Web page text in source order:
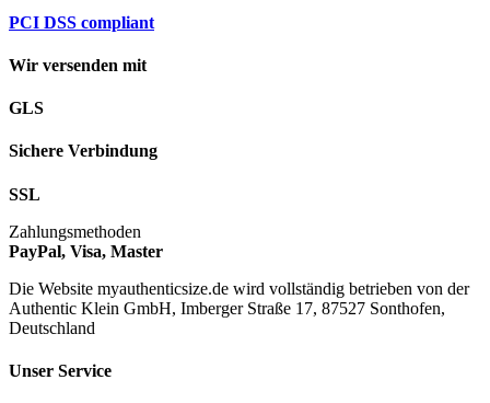
PCI DSS compliant
Wir versenden mit
GLS
Sichere Verbindung
SSL
Zahlungsmethoden
PayPal, Visa, Master
Die Website myauthenticsize.de wird vollständig betrieben von der
Authentic Klein GmbH, Imberger Straße 17, 87527 Sonthofen,
Deutschland
Unser Service